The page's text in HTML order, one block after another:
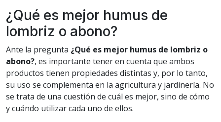
¿Qué es mejor humus de
lombriz o abono?
Ante la pregunta ¿Qué es mejor humus de lombriz o
abono?, es importante tener en cuenta que ambos
productos tienen propiedades distintas y, por lo tanto,
su uso se complementa en la agricultura y jardinería. No
se trata de una cuestión de cuál es mejor, sino de cómo
y cuándo utilizar cada uno de ellos.